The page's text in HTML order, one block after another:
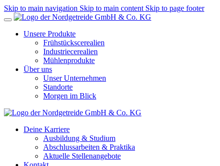
Skip to main navigation Skip to main content Skip to page footer
Unsere Produkte
Frühstückscerealien
Industriecerealien
Mühlenprodukte
Über uns
Unser Unternehmen
Standorte
Morgen im Blick
Deine Karriere
Ausbildung & Studium
Abschlussarbeiten & Praktika
Aktuelle Stellenangebote